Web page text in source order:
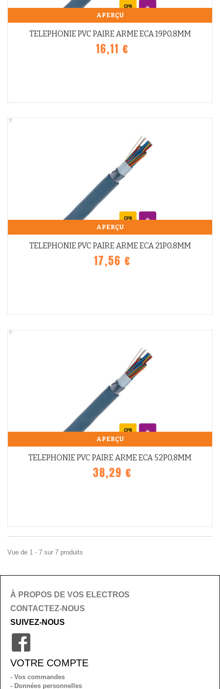
APERÇU
TELEPHONIE PVC PAIRE ARME ECA 19P0,8MM
16,11 €
APERÇU
TELEPHONIE PVC PAIRE ARME ECA 21P0,8MM
17,56 €
APERÇU
TELEPHONIE PVC PAIRE ARME ECA 52P0,8MM
38,29 €
Vue de 1 - 7 sur 7 produits
À PROPOS DE VOS ELECTROS
CONTACTEZ-NOUS
SUIVEZ-NOUS
VOTRE COMPTE
- Vos commandes
- Données personnelles